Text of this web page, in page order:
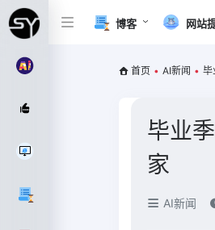
博客 网站
首页 • AI新闻 • 毕
毕业
家
AI新闻